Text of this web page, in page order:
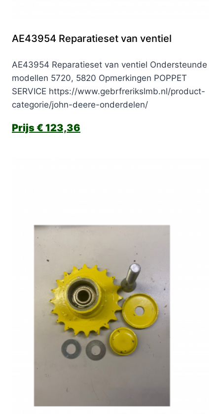
AE43954 Reparatieset van ventiel
AE43954 Reparatieset van ventiel Ondersteunde
modellen 5720, 5820 Opmerkingen POPPET
SERVICE https://www.gebrfrerikslmb.nl/product-
categorie/john-deere-onderdelen/
€ 123,36